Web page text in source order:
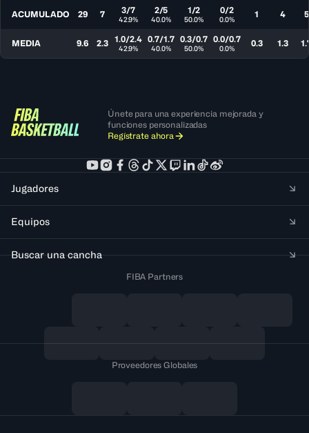
ACUMULADO 29 7 3/7
42.9%
2/5
40.0%
1/2
50.0%
0/2
0.0% 1 4 5
MEDIA 9.6 2.3 1.0/2.4
42.9%
0.7/1.7
40.0%
0.3/0.7
50.0%
0.0/0.7
0.0% 0.3 1.3
Únete para una experiencia mejorada y
funciones personalizadas
Regístrate ahora
Jugadores
Equipos
Buscar una cancha
FIBA Partners
Proveedores Globales